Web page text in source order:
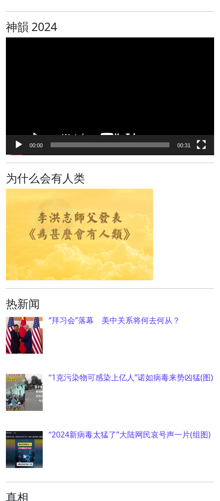
神韻 2024
00:00 00:31
为什么会有人类
热新闻
“拜习会”落幕 美中关系将何去何从？
“1克污染物可感染上亿人”诺如病毒来势凶猛(图)
“2024新病毒太猛了”大陆网民哀号声一片(组图)
真相